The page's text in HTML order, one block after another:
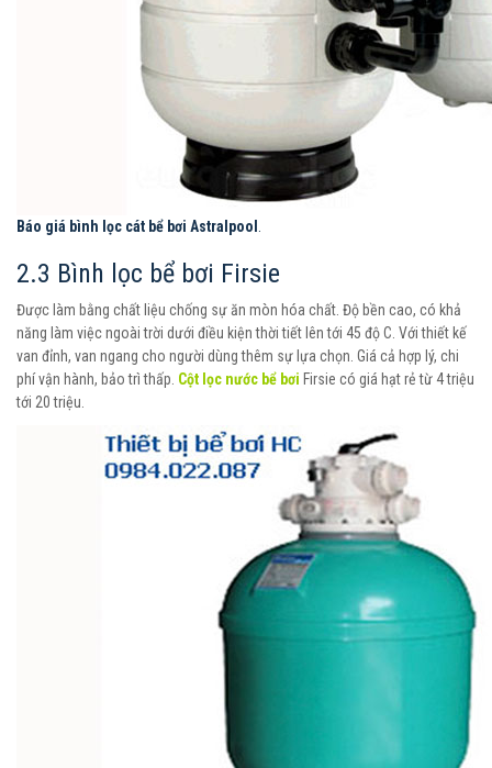
Báo giá bình lọc cát bể bơi Astralpool
2.3 Bình lọc bể bơi Firsie
Được làm bằng chất liệu chống sự ăn mòn hóa chất. Độ bền cao, có khả
năng làm việc ngoài trời dưới điều kiện thời tiết lên tới 45 độ C. Với thiết kế
van đỉnh, van ngang cho người dùng thêm sự lựa chọn. Giá cả hợp lý, chi
phí vận hành, bảo trì thấp. Cột lọc nước bể bơi Firsie có giá hạt rẻ từ 4 triệu
tới 20 triệu.